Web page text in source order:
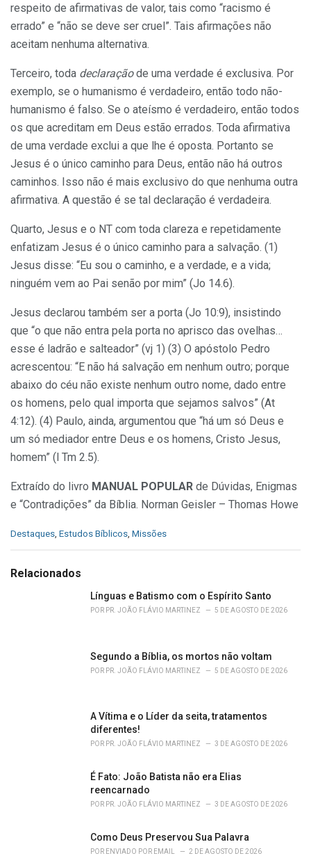
respeito de afirmativas de valor, tais como “racismo é
errado” e “não se deve ser cruel”. Tais afirmações não
aceitam nenhuma alternativa.
Terceiro, toda declaraçãode uma verdade é exclusiva. Por
exemplo, se o humanismo é verdadeiro, então todo não-
humanismo é falso. Se o ateísmo é verdadeiro, então todos
os que acreditam em Deus estão errados. Toda afirmativa
de uma verdade exclui a que lhe é oposta. Portanto se
Jesus é o único caminho para Deus, então não há outros
caminhos. Isso não é mais exclusivo do que nenhuma outra
afirmativa. A questão é se tal declaração é verdadeira.
Quarto, Jesus e o NT com toda clareza e repetidamente
enfatizam Jesus é o único caminho para a salvação. (1)
Jesus disse: “Eu sou o caminho, e a verdade, e a vida;
ninguém vem ao Pai senão por mim” (Jo 14.6).
Jesus declarou também ser a porta (Jo 10:9), insistindo
que “o que não entra pela porta no aprisco das ovelhas…
esse é ladrão e salteador” (vj 1) (3) O apóstolo Pedro
acrescentou: “E não há salvação em nenhum outro; porque
abaixo do céu não existe nenhum outro nome, dado entre
os homens, pelo qual importa que sejamos salvos” (At
4:12). (4) Paulo, ainda, argumentou que “há um só Deus e
um só mediador entre Deus e os homens, Cristo Jesus,
homem” (l Tm 2.5).
Extraído do livro MANUAL POPULAR de Dúvidas, Enigmas
e “Contradições” da Bíblia. Norman Geisler – Thomas Howe
C
e
Destaques Estudos Bíblicos Missões
Relacionados
Línguas e Batismo com o Espírito Santo
POR PR. JOÃO FLÁVIO MARTINEZ 5 DE AGOSTO DE 2026
Segundo a Bíblia, os mortos não voltam
POR PR. JOÃO FLÁVIO MARTINEZ 5 DE AGOSTO DE 2026
A Vítima e o Líder da seita, tratamentos
diferentes!
POR PR. JOÃO FLÁVIO MARTINEZ 3 DE AGOSTO DE 2026
É Fato: João Batista não era Elias
reencarnado
POR PR. JOÃO FLÁVIO MARTINEZ 3 DE AGOSTO DE 2026
Como Deus Preservou Sua Palavra
POR ENVIADO POR EMAIL 2 DE AGOSTO DE 2026